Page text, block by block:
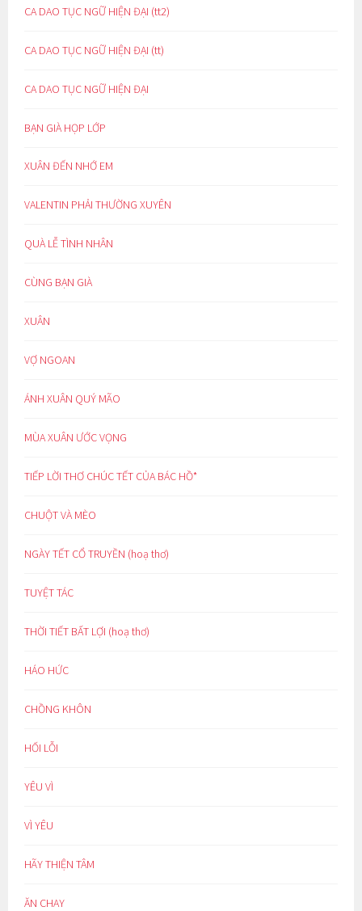
CA DAO TỤC NGỮ HIỆN ĐẠI (tt2)
CA DAO TỤC NGỮ HIỆN ĐẠI (tt)
CA DAO TỤC NGỮ HIỆN ĐẠI
BẠN GIÀ HỌP LỚP
XUÂN ĐẾN NHỚ EM
VALENTIN PHẢI THƯỜNG XUYÊN
QUÀ LỄ TÌNH NHÂN
CÙNG BẠN GIÀ
XUÂN
VỢ NGOAN
ÁNH XUÂN QUÝ MÃO
MÙA XUÂN ƯỚC VỌNG
TIẾP LỜI THƠ CHÚC TẾT CỦA BÁC HỒ*
CHUỘT VÀ MÈO
NGÀY TẾT CỔ TRUYỀN (hoạ thơ)
TUYỆT TÁC
THỜI TIẾT BẤT LỢI (hoạ thơ)
HÁO HỨC
CHỒNG KHÔN
HỐI LỖI
YÊU VÌ
VÌ YÊU
HÃY THIỆN TÂM
ĂN CHAY